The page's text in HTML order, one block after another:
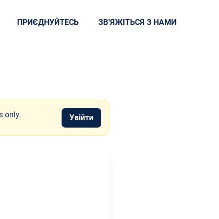
ПРИЄДНУЙТЕСЬ ЗВʼЯЖІТЬСЯ З НАМИ
only. Увійти